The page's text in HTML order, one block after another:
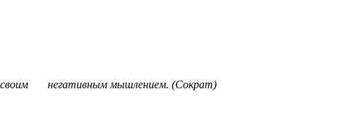
своим негативным мышлением. (Сократ)